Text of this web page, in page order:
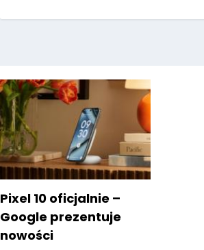
Pixel 10 oficjalnie –
Google prezentuje
nowości